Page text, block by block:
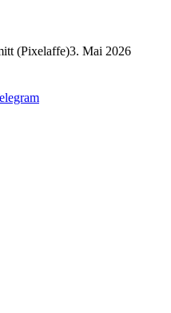
(Pixelaffe)3. Mai 2026